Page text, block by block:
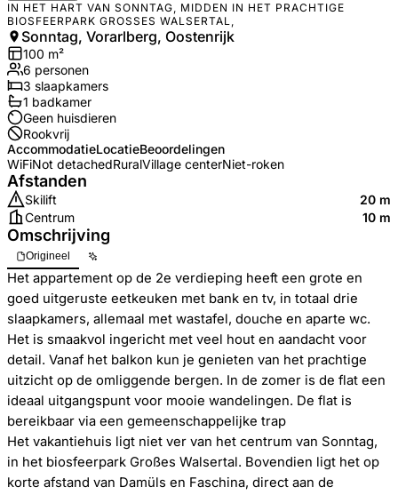
IN HET HART VAN SONNTAG, MIDDEN IN HET PRACHTIGE
BIOSFEERPARK GROSSES WALSERTAL,
Sonntag, Vorarlberg, Oostenrijk
100 m²
6 personen
3 slaapkamers
1 badkamer
Geen huisdieren
Rookvrij
AccommodatieLocatieBeoordelingen
WiFiNot detachedRuralVillage centerNiet-roken
Afstanden
Skilift
20 m
Centrum
10 m
Omschrijving
Origineel
Het appartement op de 2e verdieping heeft een grote en
goed uitgeruste eetkeuken met bank en tv, in totaal drie
slaapkamers, allemaal met wastafel, douche en aparte wc.
Het is smaakvol ingericht met veel hout en aandacht voor
detail. Vanaf het balkon kun je genieten van het prachtige
uitzicht op de omliggende bergen. In de zomer is de flat een
ideaal uitgangspunt voor mooie wandelingen. De flat is
bereikbaar via een gemeenschappelijke trap
Het vakantiehuis ligt niet ver van het centrum van Sonntag,
in het biosfeerpark Großes Walsertal. Bovendien ligt het op
korte afstand van Damüls en Faschina, direct aan de